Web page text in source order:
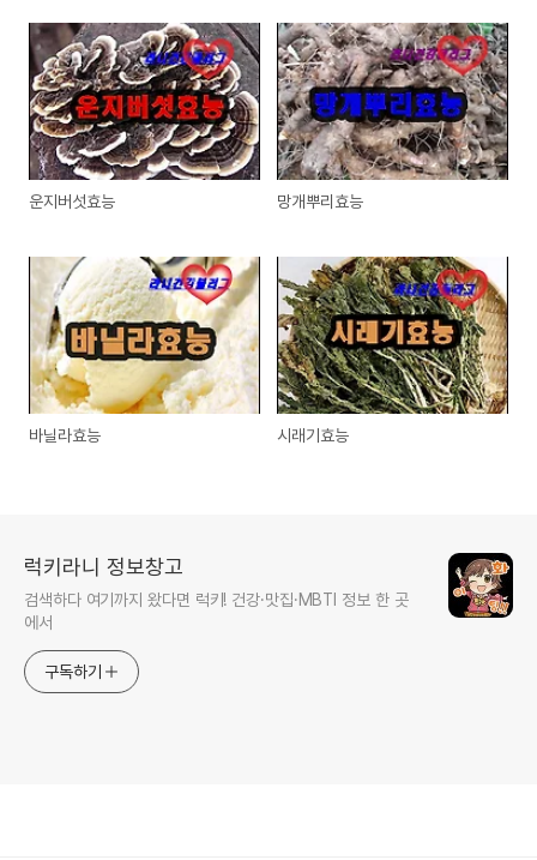
운지버섯효능 망개뿌리효능
바닐라효능 시래기효능
럭키라니 정보창고
검색하다 여기까지 왔다면 럭키! 건강·맛집·MBTI 정보 한 곳
에서
구독하기